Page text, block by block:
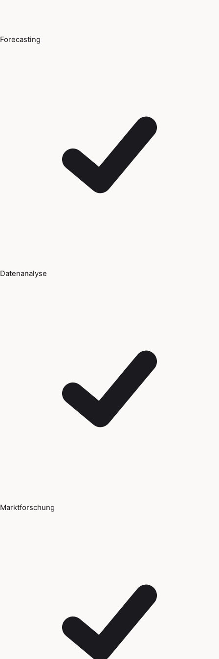
Forecasting
Datenanalyse
Marktforschung